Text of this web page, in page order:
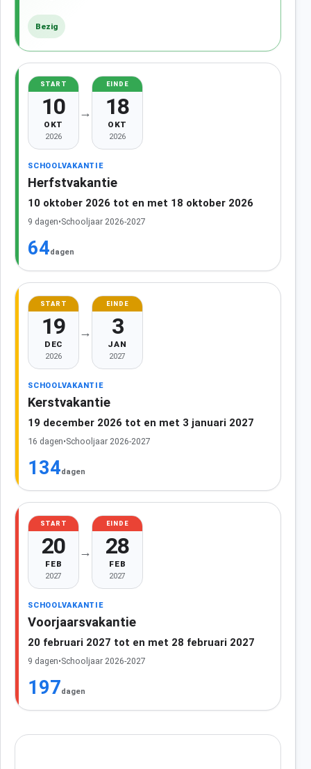
Bezig
START
10
OKT
2026
→
EINDE
18
OKT
2026
SCHOOLVAKANTIE
Herfstvakantie
10 oktober 2026 tot en met 18 oktober 2026
9 dagen•Schooljaar 2026-2027
64dagen
START
19
DEC
2026
→
EINDE
3
JAN
2027
SCHOOLVAKANTIE
Kerstvakantie
19 december 2026 tot en met 3 januari 2027
16 dagen•Schooljaar 2026-2027
134dagen
START
20
FEB
2027
→
EINDE
28
FEB
2027
SCHOOLVAKANTIE
Voorjaarsvakantie
20 februari 2027 tot en met 28 februari 2027
9 dagen•Schooljaar 2026-2027
197dagen